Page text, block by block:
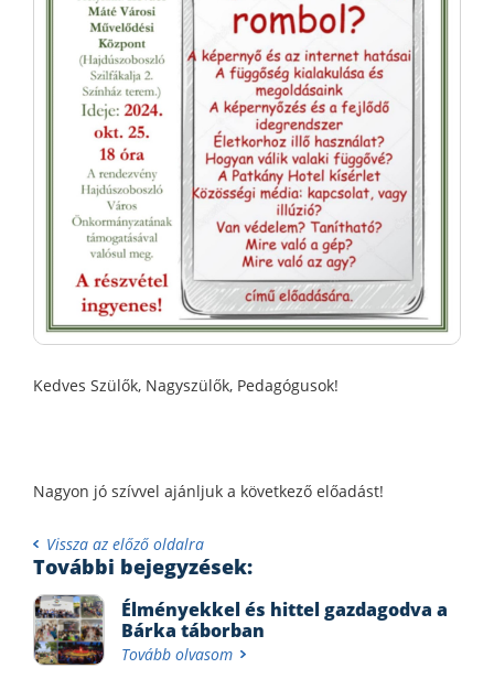
Kedves Szülők, Nagyszülők, Pedagógusok!
Nagyon jó szívvel ajánljuk a következő előadást!
Vissza az előző oldalra
További bejegyzések:
Élményekkel és hittel gazdagodva a
Bárka táborban
Tovább olvasom